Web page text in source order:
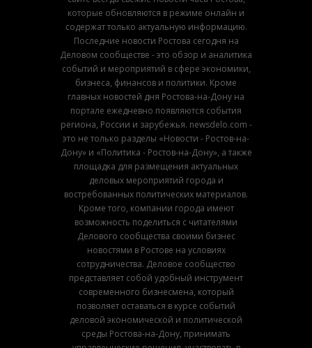
которые обновляются в режиме онлайн и
содержат только актуальную информацию.
Последние новости Ростова сегодня на
Деловом сообществе - это обзор и аналитика
событий и мероприятий в сфере экономики,
бизнеса, финансов и политики. Кроме
главных новостей дня Ростова-на-Дону на
портале ежедневно появляются события
региона, России и зарубежья. newsdelo.com -
это не только разделы «Новости - Ростов-на-
Дону» и «Политика - Ростов-на-Дону», а также
площадка для размещения актуальных
деловых мероприятий города и
востребованных политических материалов.
Кроме того, компании города имеют
возможность поделиться с читателями
Делового сообщества своими бизнес
новостями в Ростове на условиях
сотрудничества. Деловое сообщество
представляет собой удобный инструмент
современного бизнесмена, который
позволяет оставаться в курсе событий
деловой экономической и политической
среды Ростова-на-Дону, принимать